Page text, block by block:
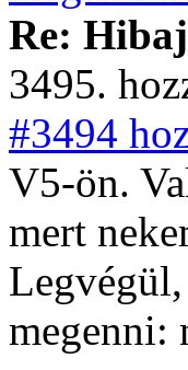
Re:
3495.
#3494
V5-ön.
mert
megenni: